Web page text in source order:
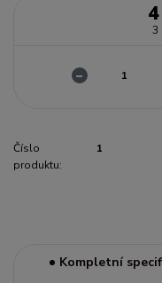
3
Číslo
produktu:
1
Kompletní